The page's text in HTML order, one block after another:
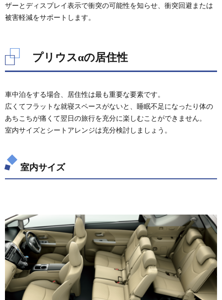
市販ブ
ライン
市販カ
市販ウ
ィンド
ーバグ
ネット
5.5.
ット
5.6.
5.7.
その他
の市販
グッズ
6.
ブリ
ウス
αの
購入
ザーとディスプレイ表示で衝突の可能性を知らせ、衝突回避または
被害軽減をサポートします。
プリウスαの居住性
車中泊をする場合、居住性は最も重要な要素です。
広くてフラットな就寝スペースがないと、睡眠不足になったり体の
あちこちが痛くて翌日の旅行を充分に楽しむことができません。
室内サイズとシートアレンジは充分検討しましょう。
室内サイズ